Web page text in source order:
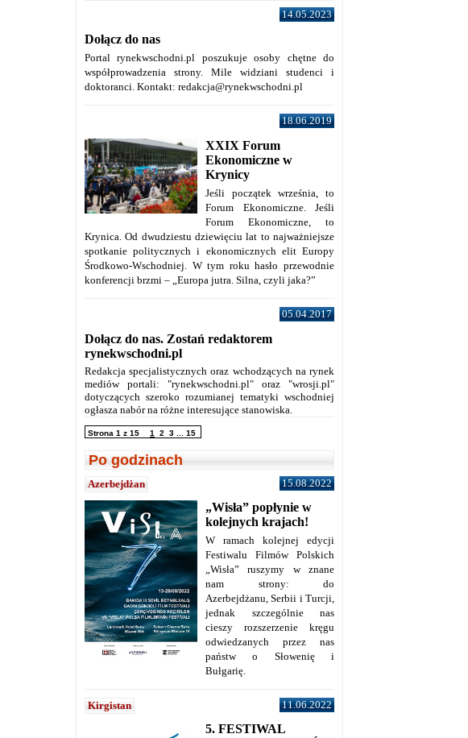
14.05.2023
Dołącz do nas
Portal rynekwschodni.pl poszukuje osoby chętne do
współprowadzenia strony. Mile widziani studenci i
doktoranci. Kontakt: redakcja@rynekwschodni.pl
18.06.2019
XXIX Forum
Ekonomiczne w
Krynicy
Jeśli początek września, to
Forum Ekonomiczne. Jeśli
Forum Ekonomiczne, to
Krynica. Od dwudziestu dziewięciu lat to najważniejsze
spotkanie politycznych i ekonomicznych elit Europy
Środkowo-Wschodniej. W tym roku hasło przewodnie
konferencji brzmi – „Europa jutra. Silna, czyli jaka?”
05.04.2017
Dołącz do nas. Zostań redaktorem
rynekwschodni.pl
Redakcja specjalistycznych oraz wchodzących na rynek
mediów portali: "rynekwschodni.pl" oraz "wrosji.pl"
dotyczących szeroko rozumianej tematyki wschodniej
ogłasza nabór na różne interesujące stanowiska.
Strona 1 z 15 1 2 3 15
Po godzinach
Azerbejdżan 15.08.2022
„Wisła” popłynie w
kolejnych krajach!
W ramach kolejnej edycji
Festiwalu Filmów Polskich
„Wisła” ruszymy w znane
nam strony: do
Azerbejdżanu, Serbii i Turcji,
jednak szczególnie nas
cieszy rozszerzenie kręgu
odwiedzanych przez nas
państw o Słowenię i
Bułgarię.
Kirgistan 11.06.2022
5. FESTIWAL